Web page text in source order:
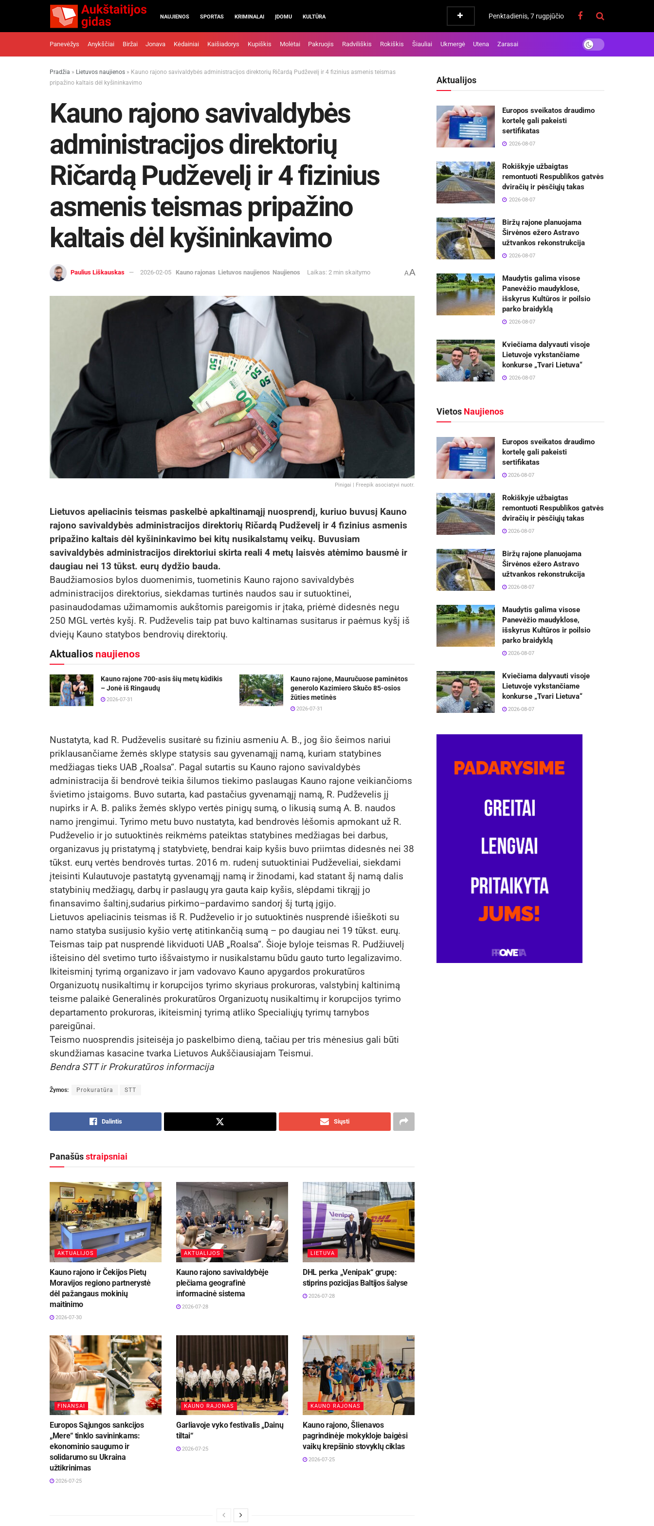
NAUJIENOS SPORTAS KRIMINALAI ĮDOMU KULTŪRA Penktadienis, 7 rugpjūčio
Panevėžys Anykščiai Biržai Jonava Kėdainiai Kaišiadorys Kupiškis Molėtai Pakruojis Radviliškis Rokiškis Šiauliai Ukmergė Utena Zarasai
Pradžia » Lietuvos naujienos » Kauno rajono savivaldybės administracijos direktorių Ričardą Pudževelį ir 4 fizinius asmenis teismas
pripažino kaltais dėl kyšininkavimo
Kauno rajono savivaldybės
administracijos direktorių
Ričardą Pudževelį ir 4 fizinius
asmenis teismas pripažino
kaltais dėl kyšininkavimo
Paulius Liškauskas 2026-02-05 Kauno rajonas Lietuvos naujienos Naujienos Laikas: 2 min skaitymo AA
Pinigai | Freepik asociatyvi nuotr.
Lietuvos apeliacinis teismas paskelbė apkaltinamąjį nuosprendį, kuriuo buvusį Kauno
rajono savivaldybės administracijos direktorių Ričardą Pudževelį ir 4 fizinius asmenis
pripažino kaltais dėl kyšininkavimo bei kitų nusikalstamų veikų. Buvusiam
savivaldybės administracijos direktoriui skirta reali 4 metų laisvės atėmimo bausmė ir
daugiau nei 13 tūkst. eurų dydžio bauda.
Baudžiamosios bylos duomenimis, tuometinis Kauno rajono savivaldybės
administracijos direktorius, siekdamas turtinės naudos sau ir sutuoktinei,
pasinaudodamas užimamomis aukštomis pareigomis ir įtaka, priėmė didesnės negu
250 MGL vertės kyšį. R. Pudževelis taip pat buvo kaltinamas susitarus ir paėmus kyšį iš
dviejų Kauno statybos bendrovių direktorių.
Aktualios naujienos
Kauno rajone 700-asis šių metų kūdikis
– Jonė iš Ringaudų
2026-07-31
Kauno rajone, Mauručuose paminėtos
generolo Kazimiero Skučo 85-osios
žūties metinės
2026-07-31
Nustatyta, kad R. Pudževelis susitarė su fiziniu asmeniu A. B., jog šio šeimos nariui
priklausančiame žemės sklype statysis sau gyvenamąjį namą, kuriam statybines
medžiagas tieks UAB „Roalsa“. Pagal sutartis su Kauno rajono savivaldybės
administracija ši bendrovė teikia šilumos tiekimo paslaugas Kauno rajone veikiančioms
švietimo įstaigoms. Buvo sutarta, kad pastačius gyvenamąjį namą, R. Pudževelis jį
nupirks ir A. B. paliks žemės sklypo vertės pinigų sumą, o likusią sumą A. B. naudos
namo įrengimui. Tyrimo metu buvo nustatyta, kad bendrovės lėšomis apmokant už R.
Pudževelio ir jo sutuoktinės reikmėms pateiktas statybines medžiagas bei darbus,
organizavus jų pristatymą į statybvietę, bendrai kaip kyšis buvo priimtas didesnės nei 38
tūkst. eurų vertės bendrovės turtas. 2016 m. rudenį sutuoktiniai Pudževeliai, siekdami
įteisinti Kulautuvoje pastatytą gyvenamąjį namą ir žinodami, kad statant šį namą dalis
statybinių medžiagų, darbų ir paslaugų yra gauta kaip kyšis, slėpdami tikrąjį jo
finansavimo šaltinį,sudarius pirkimo–pardavimo sandorį šį turtą įgijo.
Lietuvos apeliacinis teismas iš R. Pudževelio ir jo sutuoktinės nusprendė išieškoti su
namo statyba susijusio kyšio vertę atitinkančią sumą – po daugiau nei 19 tūkst. eurų.
Teismas taip pat nusprendė likviduoti UAB „Roalsa“. Šioje byloje teismas R. Pudžiuvelį
išteisino dėl svetimo turto iššvaistymo ir nusikalstamu būdu gauto turto legalizavimo.
Ikiteisminį tyrimą organizavo ir jam vadovavo Kauno apygardos prokuratūros
Organizuotų nusikaltimų ir korupcijos tyrimo skyriaus prokuroras, valstybinį kaltinimą
teisme palaikė Generalinės prokuratūros Organizuotų nusikaltimų ir korupcijos tyrimo
departamento prokuroras, ikiteisminį tyrimą atliko Specialiųjų tyrimų tarnybos
pareigūnai.
Teismo nuosprendis įsiteisėja jo paskelbimo dieną, tačiau per tris mėnesius gali būti
skundžiamas kasacine tvarka Lietuvos Aukščiausiajam Teismui.
Bendra STT ir Prokuratūros informacija
Žymos: Prokuratūra STT
Dalintis Siųsti
Panašūsstraipsniai
AKTUALIJOS
Kauno rajono ir Čekijos Pietų
Moravijos regiono partnerystė
dėl pažangaus mokinių
maitinimo
2026-07-30
AKTUALIJOS
Kauno rajono savivaldybėje
plečiama geografinė
informacinė sistema
2026-07-28
LIETUVA
DHL perka „Venipak“ grupę:
stiprins pozicijas Baltijos šalyse
2026-07-28
FINANSAI
Europos Sąjungos sankcijos
„Mere“ tinklo savininkams:
ekonominio saugumo ir
solidarumo su Ukraina
užtikrinimas
2026-07-25
KAUNO RAJONAS
Garliavoje vyko festivalis „Dainų
tiltai“
2026-07-25
KAUNO RAJONAS
Kauno rajono, Šlienavos
pagrindinėje mokykloje baigėsi
vaikų krepšinio stovyklų ciklas
2026-07-25
Aktualijos
Europos sveikatos draudimo
kortelę gali pakeisti
sertifikatas
2026-08-07
Rokiškyje užbaigtas
remontuoti Respublikos gatvės
dviračių ir pėsčiųjų takas
2026-08-07
Biržų rajone planuojama
Širvėnos ežero Astravo
užtvankos rekonstrukcija
2026-08-07
Maudytis galima visose
Panevėžio maudyklose,
išskyrus Kultūros ir poilsio
parko braidyklą
2026-08-07
Kviečiama dalyvauti visoje
Lietuvoje vykstančiame
konkurse „Tvari Lietuva“
2026-08-07
Vietos Naujienos
Europos sveikatos draudimo
kortelę gali pakeisti
sertifikatas
2026-08-07
Rokiškyje užbaigtas
remontuoti Respublikos gatvės
dviračių ir pėsčiųjų takas
2026-08-07
Biržų rajone planuojama
Širvėnos ežero Astravo
užtvankos rekonstrukcija
2026-08-07
Maudytis galima visose
Panevėžio maudyklose,
išskyrus Kultūros ir poilsio
parko braidyklą
2026-08-07
Kviečiama dalyvauti visoje
Lietuvoje vykstančiame
konkurse „Tvari Lietuva“
2026-08-07